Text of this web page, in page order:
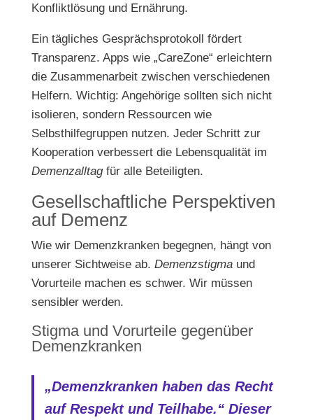
Konfliktlösung und Ernährung.
Ein tägliches Gesprächsprotokoll fördert
Transparenz. Apps wie „CareZone“ erleichtern
die Zusammenarbeit zwischen verschiedenen
Helfern. Wichtig: Angehörige sollten sich nicht
isolieren, sondern Ressourcen wie
Selbsthilfegruppen nutzen. Jeder Schritt zur
Kooperation verbessert die Lebensqualität im
Demenzalltagfür alle Beteiligten.
Gesellschaftliche Perspektiven
auf Demenz
Wie wir Demenzkranken begegnen, hängt von
unserer Sichtweise ab. Demenzstigmaund
Vorurteile machen es schwer. Wir müssen
sensibler werden.
Stigma und Vorurteile gegenüber
Demenzkranken
„Demenzkranken haben das Recht
auf Respekt und Teilhabe.“ Dieser